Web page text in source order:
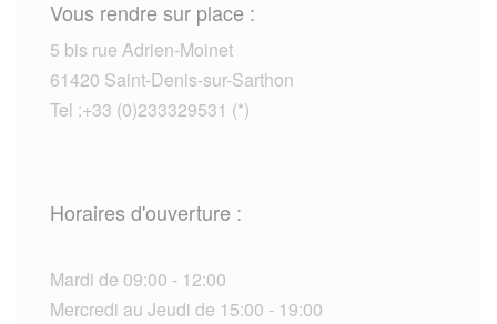
Vous rendre sur place :
5 bis rue Adrien-Moinet
61420 Saint-Denis-sur-Sarthon
Tel :+33 (0)233329531 (*)
Horaires d'ouverture :
Mardi de 09:00 - 12:00
Mercredi au Jeudi de 15:00 - 19:00